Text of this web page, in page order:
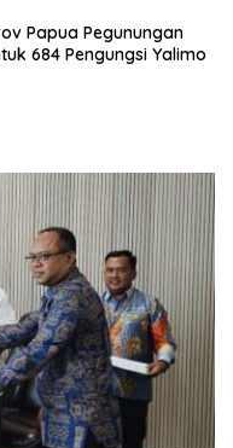
Papua Pegunungan
684 Pengungsi Yalimo